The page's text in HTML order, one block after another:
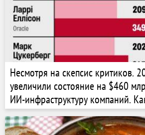
Несмотря на скепсис критиков.
увеличили состояние на $460
ИИ-инфраструктуру компаний.
и Google создают новую элиту